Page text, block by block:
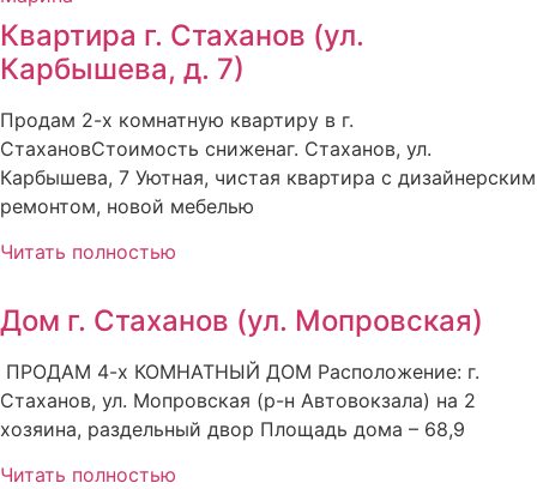
Квартира г. Стаханов (ул.
Карбышева, д. 7)
Продам 2-х комнатную квартиру в г.
СтахановСтоимость сниженаг. Стаханов, ул.
Карбышева, 7 Уютная, чистая квартира с дизайнерским
ремонтом, новой мебелью
Читать полностью
Дом г. Стаханов (ул. Мопровская)
ПРОДАМ 4-х КОМНАТНЫЙ ДОМ Расположение: г.
Стаханов, ул. Мопровская (р-н Автовокзала) на 2
хозяина, раздельный двор Площадь дома – 68,9
Читать полностью